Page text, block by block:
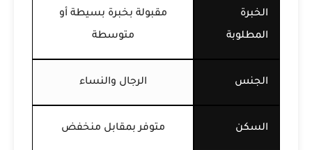
الخبرة
المطلوبة
مقبولة بخبرة بسيطة أو
متوسطة
الجنس الرجال والنساء
السكن متوفر بمقابل منخفض